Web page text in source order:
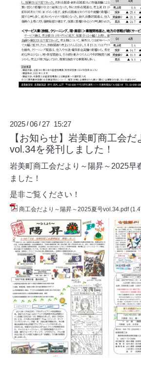
2025 /06 / 27 15:27
【お知らせ】岩美町商工会だ
vol.34を発刊しました！
岩美町商工会だより～陽昇～2025早
ました！
是非ご覧ください！
商工会だより～陽昇～2025夏号vol.34.pdf